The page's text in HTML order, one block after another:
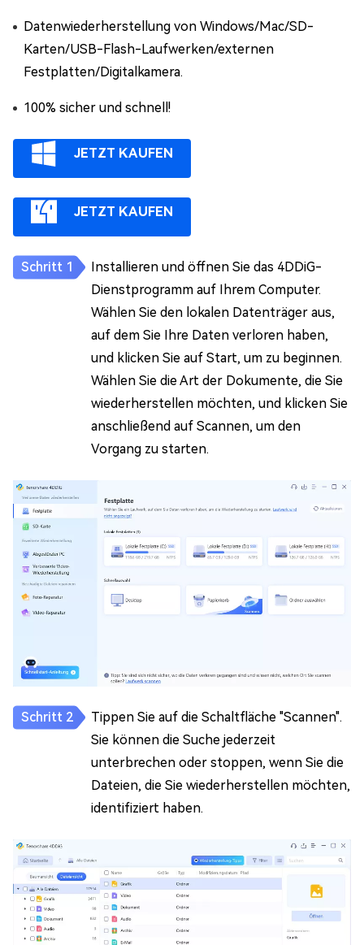
Datenwiederherstellung von Windows/Mac/SD-
Karten/USB-Flash-Laufwerken/externen
Festplatten/Digitalkamera.
100% sicher und schnell!
JETZT KAUFEN
JETZT KAUFEN
Installieren und öffnen Sie das 4DDiG-
Dienstprogramm auf Ihrem Computer.
Wählen Sie den lokalen Datenträger aus,
auf dem Sie Ihre Daten verloren haben,
und klicken Sie auf Start, um zu beginnen.
Wählen Sie die Art der Dokumente, die Sie
wiederherstellen möchten, und klicken Sie
anschließend auf Scannen, um den
Vorgang zu starten.
Tippen Sie auf die Schaltfläche "Scannen".
Sie können die Suche jederzeit
unterbrechen oder stoppen, wenn Sie die
Dateien, die Sie wiederherstellen möchten,
identifiziert haben.